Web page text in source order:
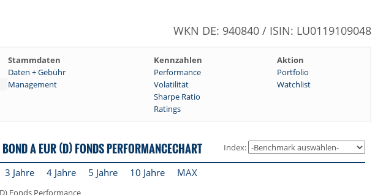
WKN DE: 940840 / ISIN: LU0119109048
Stammdaten Kennzahlen
Aktion
Daten + Gebühr Performance
Portfolio
Management Volatilität
Watchlist
Sharpe Ratio
Ratings
A EUR (D) FONDS PERFORMANCECHART Index:
3 Jahre 4 Jahre 5 Jahre 10 Jahre MAX